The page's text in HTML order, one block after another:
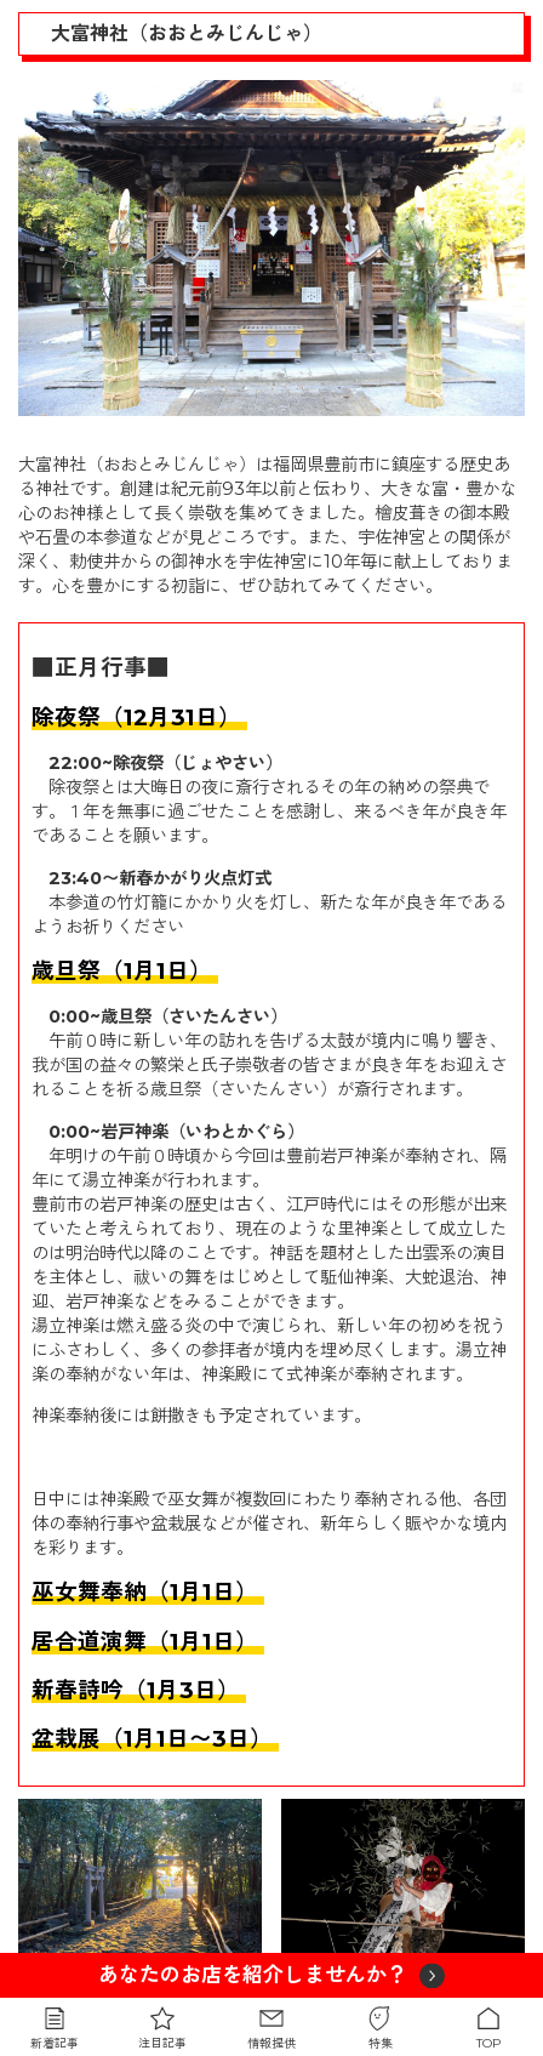
大富神社（おおとみじんじゃ）
大富神社（おおとみじんじゃ）は福岡県豊前市に鎮座する歴史あ
る神社です。創建は紀元前93年以前と伝わり、 大きな富・豊かな
心のお神様と して長く崇敬を集めてきました。檜皮葺きの御本殿
や石畳の本参道などが見どころです。また、宇佐神宮との関係が
深く、勅使井からの御神水を宇佐神宮に10年毎に献上 して おりま
す。 心を豊かにする初詣に、ぜひ訪れてみてください。
■正月行事■
除夜祭（12月31日）
22:00~除夜祭（じょやさい）
除夜祭とは大晦日の夜に斎行されるその年の納めの祭典で
す。１年を無事に過ごせたことを感謝し、来るべき年が良き年
であることを願います。
23:40〜新春かがり火点灯式
本参道の竹灯籠にかかり火を灯し、新たな年が良き年である
ようお祈りください
歳旦祭（1月1日）
0:00~歳旦祭（さいたんさい）
午前０時に新しい年の訪れを告げる太鼓が境内に鳴り響き、
我が国の益々の繁栄と氏子崇敬者の皆さまが良き年をお迎えさ
れることを祈る歳旦祭（さいたんさい）が斎行されます。
0:00~岩戸神楽（いわとかぐら）
年明けの午前０時頃から今回は豊前岩戸神楽が奉納され、隔
年にて湯立神楽が行われます。
豊前市の岩戸神楽の歴史は古く、江戸時代にはその形態が出来
ていたと考えられており、現在のような里神楽として成立した
のは明治時代以降のことです。神話を題材とした出雲系の演目
を主体とし、祓いの舞をはじめとして駈仙神楽、大蛇退治、神
迎、岩戸神楽などをみることができます。
湯立神楽は燃え盛る炎の中で演じられ、新しい年の初めを祝う
にふさわしく、多くの参拝者が境内を埋め尽くします。湯立神
楽の奉納がない年は、神楽殿にて式神楽が奉納されます。
神楽奉納後には餅撒きも予定されています。
日中には神楽殿で巫女舞が複数回にわたり奉納される他、各団
体の奉納行事や盆栽展などが催され、新年らしく賑やかな境内
を彩ります。
巫女舞奉納（1月1日）
居合道演舞（1月1日）
新春詩吟（1月3日）
盆栽展（1月1日〜3日）
あなたのお店を紹介しませんか？
新着記事 注目記事 情報提供 特集 TOP